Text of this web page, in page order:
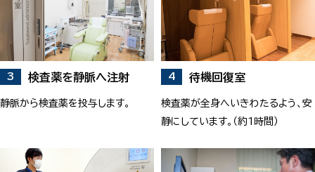
検査薬を静脈へ注射
静脈から検査薬を投与します。
待機回復室
検査薬が全身へいきわたるよう、安
静にしています。（約1時間）